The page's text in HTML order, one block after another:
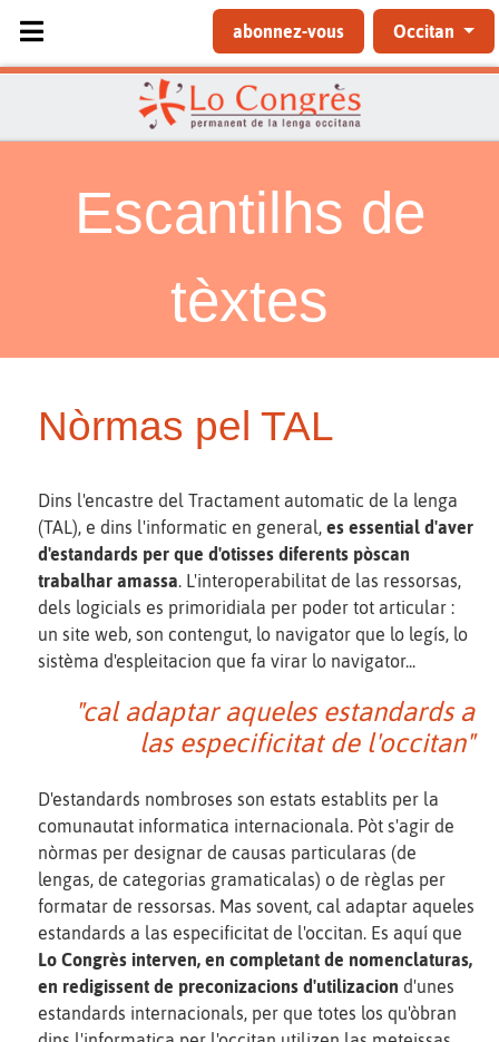
Sélectionnez votre langue
abonnez-vous Occitan
Escantilhs de
tèxtes
Nòrmas pel TAL
Dins l'encastre del Tractament automatic de la lenga
(TAL), e dins l'informatic en general, es essential d'aver
d'estandards per que d'otisses diferents pòscan
trabalhar amassa . L'interoperabilitat de las ressorsas,
dels logicials es primoridiala per poder tot articular :
un site web, son contengut, lo navigator que lo legís, lo
sistèma d'espleitacion que fa virar lo navigator...
"cal adaptar aqueles estandards a
las especificitat de l'occitan"
D'estandards nombroses son estats establits per la
comunautat informatica internacionala. Pòt s'agir de
nòrmas per designar de causas particularas (de
lengas, de categorias gramaticalas) o de règlas per
formatar de ressorsas. Mas sovent, cal adaptar aqueles
estandards a las especificitat de l'occitan. Es aquí que
Lo Congrès interven, en completant de nomenclaturas,
en redigissent de preconizacions d'utilizacion d'unes
estandards internacionals, per que totes los qu'òbran